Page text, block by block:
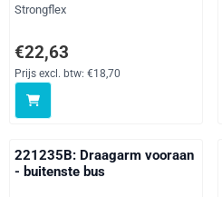
Merk:
Strongflex
Prijs: 22,63, exclusief btw: 18,70
€22,63
Prijs excl. btw: €18,70
221235B: Draagarm vooraan
- buitenste bus